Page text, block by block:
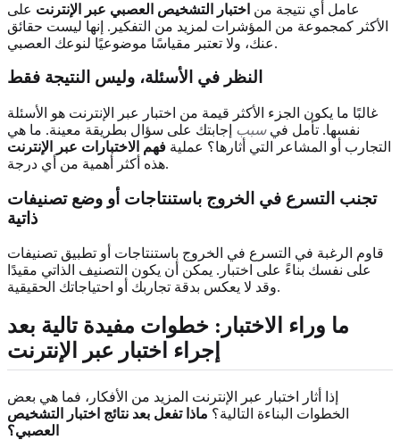
عامل أي نتيجة من اختبار التشخيص العصبي عبر الإنترنت على
الأكثر كمجموعة من المؤشرات لمزيد من التفكير. إنها ليست حقائق
عنك، ولا تعتبر مقياسًا موضوعيًا لنوعك العصبي.
النظر في الأسئلة، وليس النتيجة فقط
غالبًا ما يكون الجزء الأكثر قيمة من اختبار عبر الإنترنت هو الأسئلة
نفسها. تأمل فيسبب إجابتك على سؤال بطريقة معينة. ما هي
التجارب أو المشاعر التي أثارها؟ عملية فهم الاختبارات عبر الإنترنت
هذه أكثر أهمية من أي درجة.
تجنب التسرع في الخروج باستنتاجات أو وضع تصنيفات
ذاتية
قاوم الرغبة في التسرع في الخروج باستنتاجات أو تطبيق تصنيفات
على نفسك بناءً على اختبار. يمكن أن يكون التصنيف الذاتي مقيدًا
وقد لا يعكس بدقة تجاربك أو احتياجاتك الحقيقية.
ما وراء الاختبار: خطوات مفيدة تالية بعد
إجراء اختبار عبر الإنترنت
إذا أثار اختبار عبر الإنترنت المزيد من الأفكار، فما هي بعض
الخطوات البناءة التالية؟ ماذا تفعل بعد نتائج اختبار التشخيص
العصبي؟